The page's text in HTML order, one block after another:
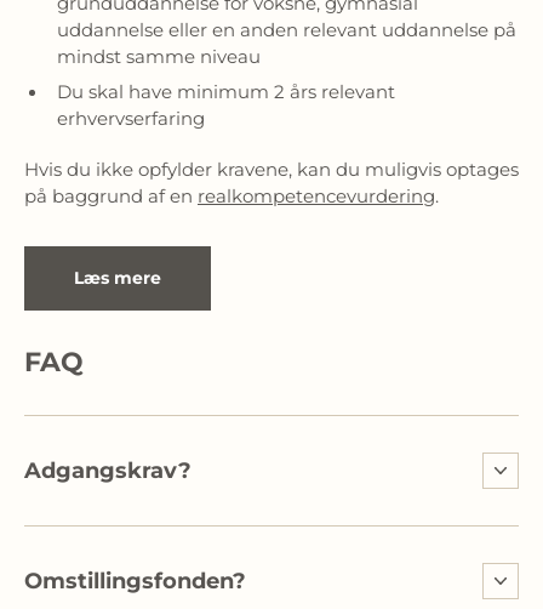
uddannelse eller en anden relevant uddannelse på
mindst samme niveau
Du skal have minimum 2 års relevant
erhvervserfaring
Hvis du ikke opfylder kravene, kan du muligvis optages
på baggrund af en realkompetencevurdering.
Læs mere
FAQ
Adgangskrav?
Omstillingsfonden?